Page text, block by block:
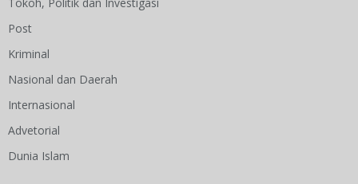
Tokoh, Politik dan Investigasi
Post
Kriminal
Nasional dan Daerah
Internasional
Advetorial
Dunia Islam